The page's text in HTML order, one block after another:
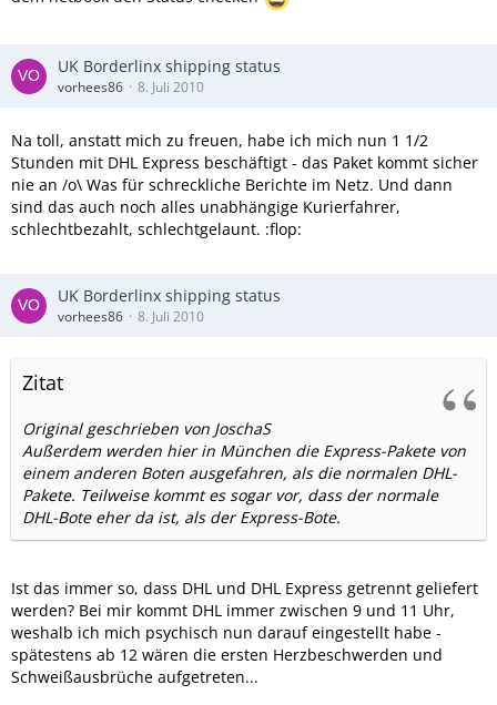
UK Borderlinx shipping status
vorhees86 8. Juli 2010
Na toll, anstatt mich zu freuen, habe ich mich nun 1 1/2
Stunden mit DHL Express beschäftigt - das Paket kommt sicher
nie an /o\ Was für schreckliche Berichte im Netz. Und dann
sind das auch noch alles unabhängige Kurierfahrer,
schlechtbezahlt, schlechtgelaunt. :flop:
UK Borderlinx shipping status
vorhees86 8. Juli 2010
Zitat
Original geschrieben von JoschaS
Außerdem werden hier in München die Express-Pakete von
einem anderen Boten ausgefahren, als die normalen DHL-
Pakete. Teilweise kommt es sogar vor, dass der normale
DHL-Bote eher da ist, als der Express-Bote.
Ist das immer so, dass DHL und DHL Express getrennt geliefert
werden? Bei mir kommt DHL immer zwischen 9 und 11 Uhr,
weshalb ich mich psychisch nun darauf eingestellt habe -
spätestens ab 12 wären die ersten Herzbeschwerden und
Schweißausbrüche aufgetreten...